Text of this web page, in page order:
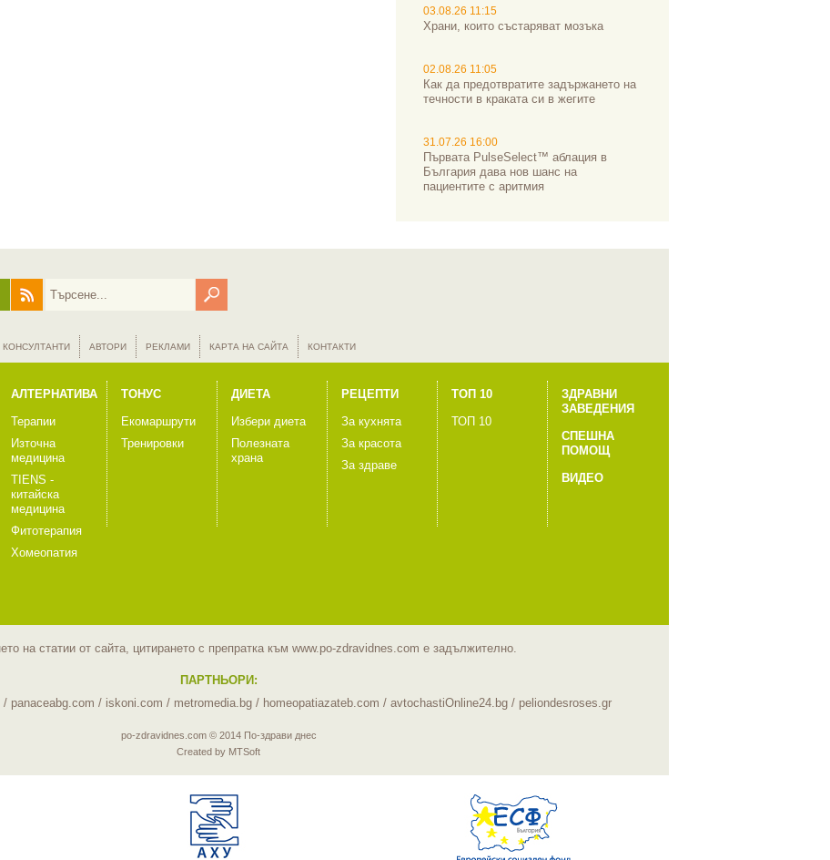
03.08.26 11:15
Храни, които състаряват мозъка
02.08.26 11:05
Как да предотвратите задържането на
течности в краката си в жегите
31.07.26 16:00
Първата PulseSelect™ аблация в
България дава нов шанс на
пациентите с аритмия
КОНСУЛТАНТИ АВТОРИ РЕКЛАМИ КАРТА НА САЙТА КОНТАКТИ
АЛТЕРНАТИВА
Терапии
Източна
медицина
TIENS -
китайска
медицина
Фитотерапия
Хомеопатия
ТОНУС
Екомаршрути
Тренировки
ДИЕТА
Избери диета
Полезната
храна
РЕЦЕПТИ
За кухнята
За красота
За здраве
ТОП 10
ТОП 10
ЗДРАВНИ
ЗАВЕДЕНИЯ
СПЕШНА
ПОМОЩ
ВИДЕО
на статии от сайта, цитирането с препратка към www.po-zdravidnes.com е задължително.
ПАРТНЬОРИ:
/ panaceabg.com / iskoni.com / metromedia.bg/ homeopatiazateb.com / avtochastiOnline24.bg/ peliondesroses.gr
po-zdravidnes.com © 2014 По-здрави днес
Created by MTSoft